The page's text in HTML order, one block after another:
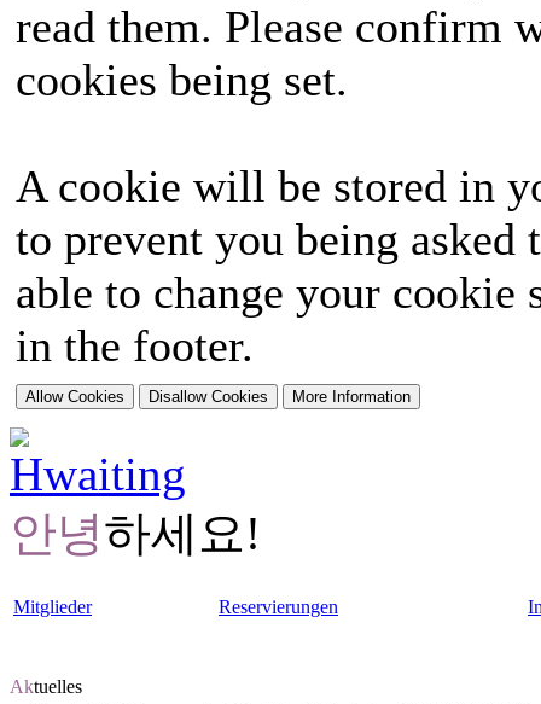
read them. Please confirm
cookies being set.
A cookie will be stored in
to prevent you being
able to change your
in the footer.
안녕하세요!
Mitglieder Reservierungen
Aktuelles